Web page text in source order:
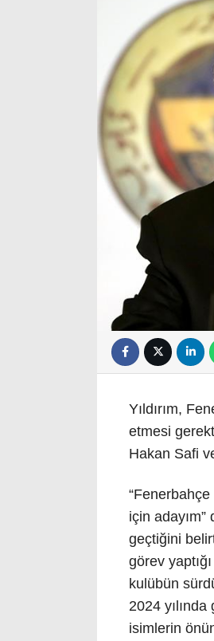
Yıldırım,
etmesi
Hakan Safi
için
geçtiğini
görev
kulübün
2024
isimlerin